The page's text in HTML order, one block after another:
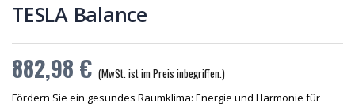
TESLA Balance
882,98 € (MwSt. ist im Preis inbegriffen.)
Fördern Sie ein gesundes Raumklima: Energie und Harmonie für